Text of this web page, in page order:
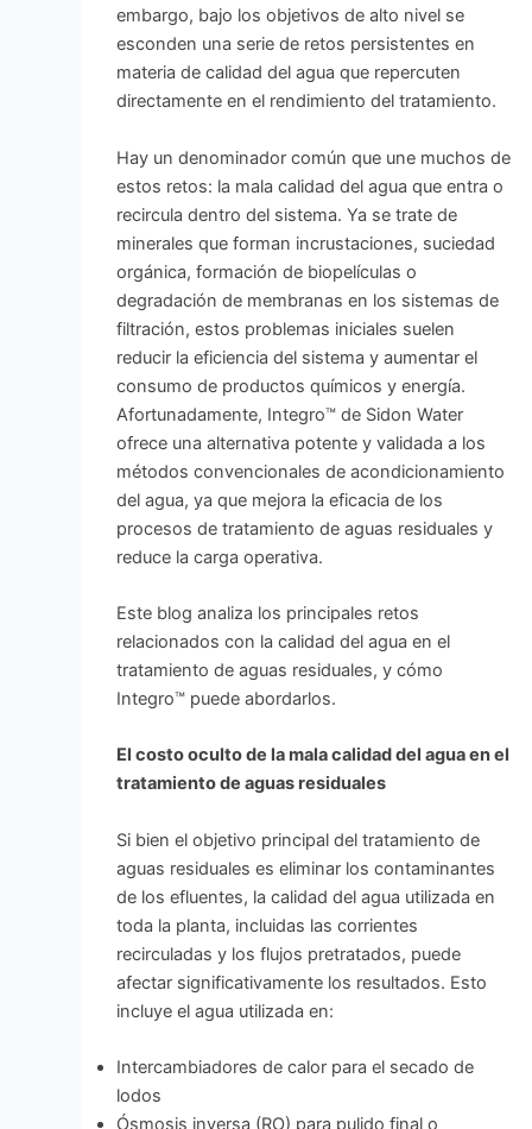
embargo, bajo los objetivos de alto nivel se
esconden una serie de retos persistentes en
materia de calidad del agua que repercuten
directamente en el rendimiento del tratamiento.
Hay un denominador común que une muchos de
estos retos: la mala calidad del agua que entra o
recircula dentro del sistema. Ya se trate de
minerales que forman incrustaciones, suciedad
orgánica, formación de biopelículas o
degradación de membranas en los sistemas de
filtración, estos problemas iniciales suelen
reducir la eficiencia del sistema y aumentar el
consumo de productos químicos y energía.
Afortunadamente, Integro™ de Sidon Water
ofrece una alternativa potente y validada a los
métodos convencionales de acondicionamiento
del agua, ya que mejora la eficacia de los
procesos de tratamiento de aguas residuales y
reduce la carga operativa.
Este blog analiza los principales retos
relacionados con la calidad del agua en el
tratamiento de aguas residuales, y cómo
Integro™ puede abordarlos.
El costo oculto de la mala calidad del agua en el
tratamiento de aguas residuales
Si bien el objetivo principal del tratamiento de
aguas residuales es eliminar los contaminantes
de los efluentes, la calidad del agua utilizada en
toda la planta, incluidas las corrientes
recirculadas y los flujos pretratados, puede
afectar significativamente los resultados. Esto
incluye el agua utilizada en:
Intercambiadores de calor para el secado de
lodos
Ósmosis inversa (RO) para pulido final o